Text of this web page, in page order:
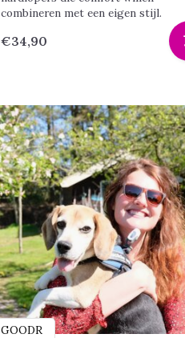
combineren met een eigen stijl.
€34,90
GOODR